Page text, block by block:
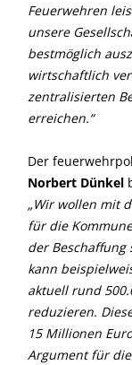
Feuerwehren
unsere
bestmöglich
wirtschaftlich
zentralisierten
erreichen.“
Der
Norbert Dünkel
Wir wollen mit
für die
der Beschaffung
kann
aktuell rund
reduzieren.
15 Millionen
Argument für